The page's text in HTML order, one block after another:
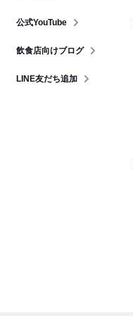
公式YouTube
飲食店向けブログ
LINE友だち追加